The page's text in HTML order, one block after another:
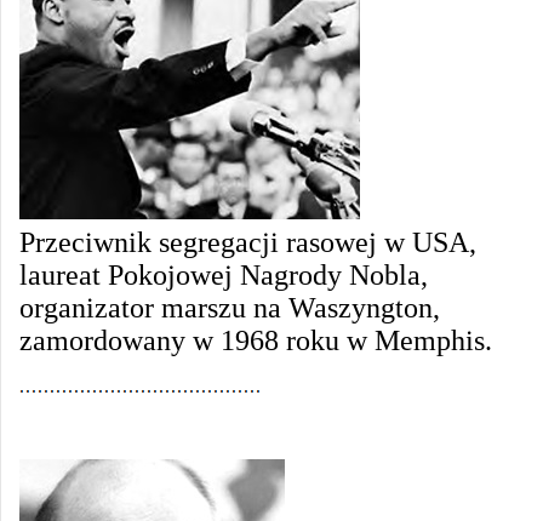
Przeciwnik segregacji rasowej w USA,
laureat Pokojowej Nagrody Nobla,
organizator marszu na Waszyngton,
zamordowany w 1968 roku w Memphis.